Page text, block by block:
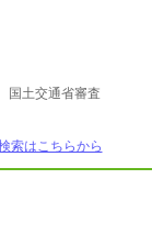
国土交通省審査
索はこちらから